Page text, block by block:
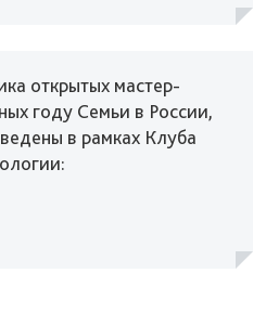
открытых мастер-
году Семьи в России,
в рамках Клуба